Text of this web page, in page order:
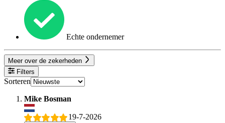
Echte ondernemer
Meer over de zekerheden
Filters
Sorteren
Mike Bosman
19-7-2026